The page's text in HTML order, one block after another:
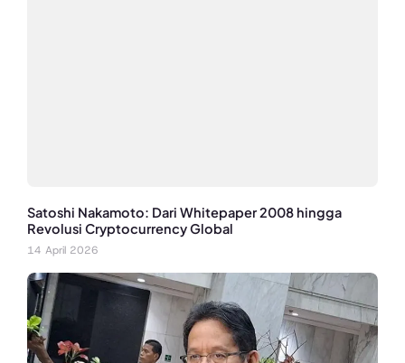
Satoshi Nakamoto: Dari Whitepaper 2008 hingga
Revolusi Cryptocurrency Global
14 April 2026